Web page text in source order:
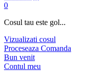
0
Cosul tau este gol...
Vizualizati cosul
Proceseaza Comanda
Bun venit
Contul meu